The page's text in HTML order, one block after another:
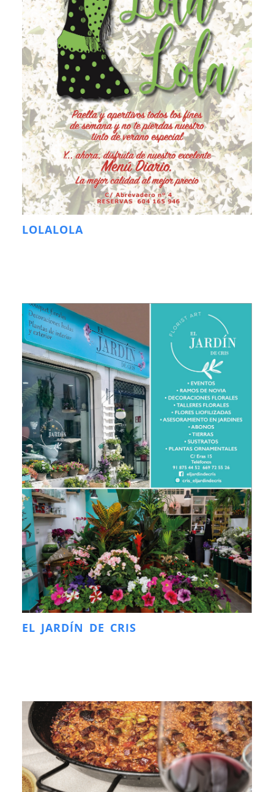
LOLALOLA
EL JARDÍN DE CRIS